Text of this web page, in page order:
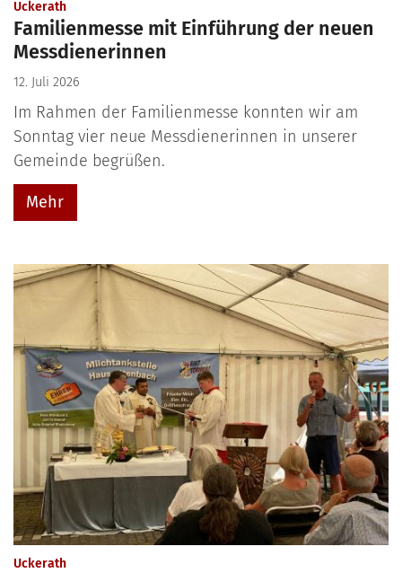
Uckerath:
Familienmesse mit Einführung der neuen
Messdienerinnen
12. Juli 2026
Im Rahmen der Familienmesse konnten wir am
Sonntag vier neue Messdienerinnen in unserer
Gemeinde begrüßen.
Mehr
Uckerath: